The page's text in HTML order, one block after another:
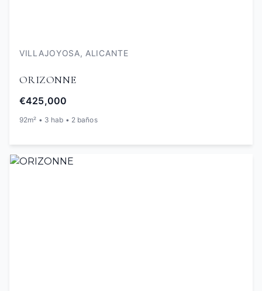
VILLAJOYOSA, ALICANTE
ORIZONNE
€425,000
92m² • 3 hab • 2 baños